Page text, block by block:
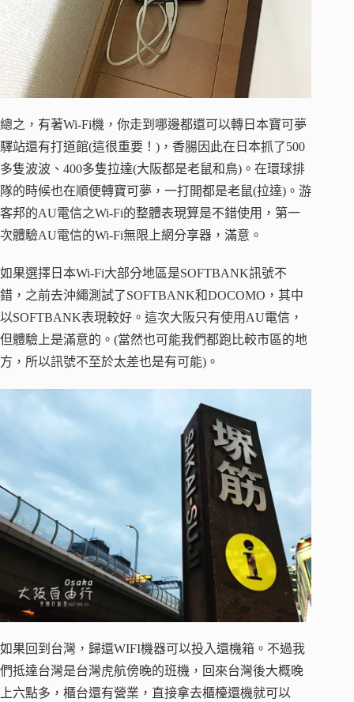
總之，有著Wi-Fi機，你走到哪邊都還可以轉日本寶可夢
驛站還有打道館(這很重要！)，香腸因此在日本抓了500
多隻波波、400多隻拉達(大阪都是老鼠和鳥)。在環球排
隊的時候也在順便轉寶可夢，一打開都是老鼠(拉達)。游
客邦的AU電信之Wi-Fi的整體表現算是不錯使用，第一
次體驗AU電信的Wi-Fi無限上網分享器，滿意。
如果選擇日本Wi-Fi大部分地區是SOFTBANK訊號不
錯，之前去沖繩測試了SOFTBANK和DOCOMO，其中
以SOFTBANK表現較好。這次大阪只有使用AU電信，
但體驗上是滿意的。(當然也可能我們都跑比較市區的地
方，所以訊號不至於太差也是有可能)。
如果回到台灣，歸還WIFI機器可以投入還機箱。不過我
們抵達台灣是台灣虎航傍晚的班機，回來台灣後大概晚
上六點多，櫃台還有營業，直接拿去櫃檯還機就可以